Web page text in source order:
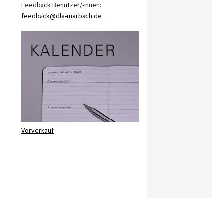
Feedback Benutzer/-innen:
feedback@dla-marbach.de
Vorverkauf